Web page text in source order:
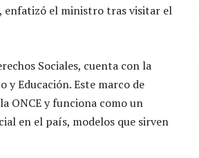
enfatizó el ministro tras visitar el
Sociales, cuenta con la
Educación. Este marco de
ONCE y funciona como un
en el país, modelos que sirven